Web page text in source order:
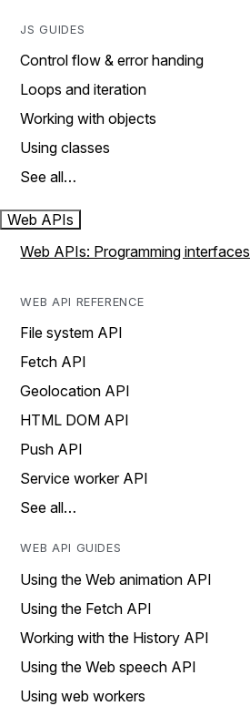
JS GUIDES
Control flow & error handing
Loops and iteration
Working with objects
Using classes
See all…
Web APIs
Web APIs: Programming interfaces
WEB API REFERENCE
File system API
Fetch API
Geolocation API
HTML DOM API
Push API
Service worker API
See all…
WEB API GUIDES
Using the Web animation API
Using the Fetch API
Working with the History API
Using the Web speech API
Using web workers